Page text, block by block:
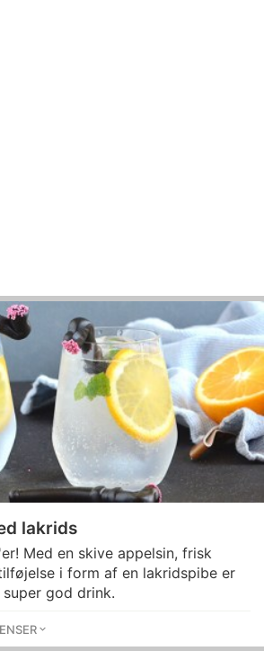
lakrids
Med en skive appelsin, frisk
i form af en lakridspibe er
god drink.